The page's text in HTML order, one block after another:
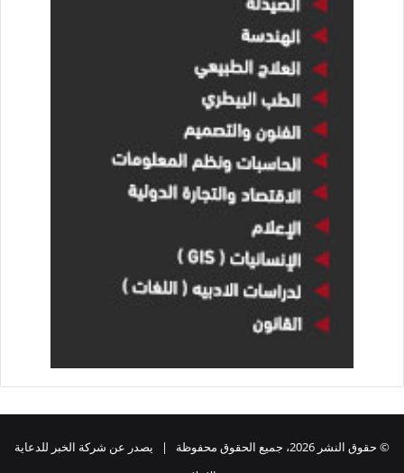
كما يهدف المشروع إلى استمرار الحفاظ والصيانة، وذلك عبر تفعيل
المشاركة الأهلية، ودمج الأطراف المعنية بتطوير واجهات المباني
والمحال التجارية مثل ملاك العقارات، وملاك ومستأجري المحال
والمطاعم بمنطقة وسط القاهرة، خاصةً بعد انتقال الجهات
والمصالح الحكومية إلى العاصمة الإدارية الجديدة.
إلى جانب ذلك، يهدف المشروع إلى العمل على إبراز هوية منطقة
وسط القاهرة، باعتبارها واحدة من أهم مراكز المدن في المنطقة،
وجزءا هاما من الذاكرة المصرية، ممّا يعزز شعور المواطن بالفخر
ببلاده والانتماء لها.
وفي الوقت نفسه، تستهدف وزارة الإسكان من خلال هذا المشروع
الضخم احترام حركة المشاة وذوي الاحتياجات الخاصة، وتوفير
لإحداث نقلة نوعية بمنطقة وسط القاهرة عبر تحسين صورتها
البصرية وتعظيم شخصيتها المعمارية عن طريق الحفاظ على واجهات
مبانيها المميزة بها، وإزالة كافة التشوهات التي لحقت بها وتنظيم
© حقوق النشر 2026، جميع الحقوق محفوظة | يصدر عن شركة الخبر للدعاية